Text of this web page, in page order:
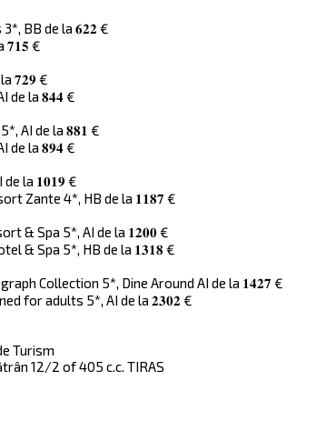
BB de la 𝟔𝟐𝟐 €
𝟕𝟏𝟓 €
𝟕𝟐𝟗 €
de la 𝟖𝟒𝟒 €
AI de la 𝟖𝟖𝟏 €
de la 𝟖𝟗𝟒 €
la 𝟏𝟎𝟏𝟗 €
Zante 4*, HB de la 𝟏𝟏𝟖𝟕 €
& Spa 5*, AI de la 𝟏𝟐𝟎𝟎 €
& Spa 5*, HB de la 𝟏𝟑𝟏𝟖 €
Collection 5*, Dine Around AI de la 𝟏𝟒𝟐𝟕 €
for adults 5*, AI de la 𝟐𝟑𝟎𝟐 €
Turism
12/2 of 405 c.c. TIRAS